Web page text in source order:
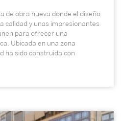
de obra nueva donde el diseño
calidad y unas impresionantes
para ofrecer una
Ubicada en una zona
ha sido construida con